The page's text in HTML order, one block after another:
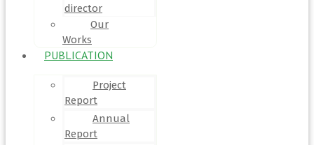
director
Our
Works
PUBLICATION
Project
Report
Annual
Report